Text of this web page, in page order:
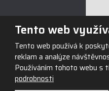
© 2026, Obchodní firma
Mapa stránek |
Tento web
Tento web používá k
reklam a analýze
Používáním tohoto webu s
podrobnosti